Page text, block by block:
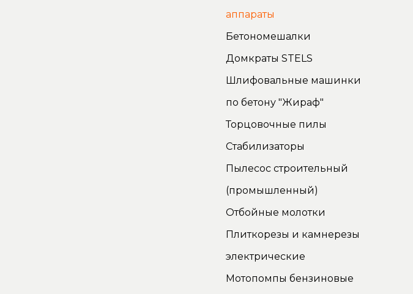
аппараты
Бетономешалки
Домкраты STELS
Шлифовальные машинки
по бетону "Жираф"
Торцовочные пилы
Стабилизаторы
Пылесос строительный
(промышленный)
Отбойные молотки
Плиткорезы и камнерезы
электрические
Мотопомпы бензиновые